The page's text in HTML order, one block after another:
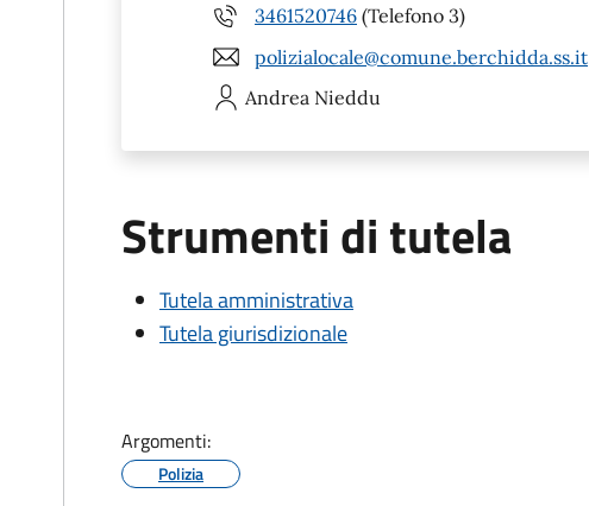
3461520746 (Telefono 3)
polizialocale@comune.berchidda.ss.it
Andrea Nieddu
Strumenti di tutela
Tutela amministrativa
Tutela giurisdizionale
Argomenti:
Polizia